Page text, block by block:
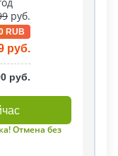
руб.
RUB
руб.
руб.
Отмена без